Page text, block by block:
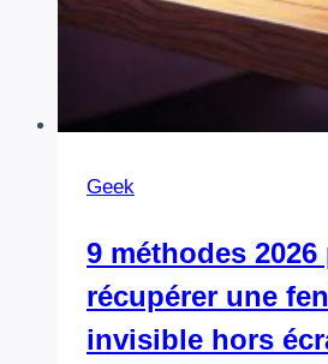
Geek
9 méthodes
récupérer une
invisible hors